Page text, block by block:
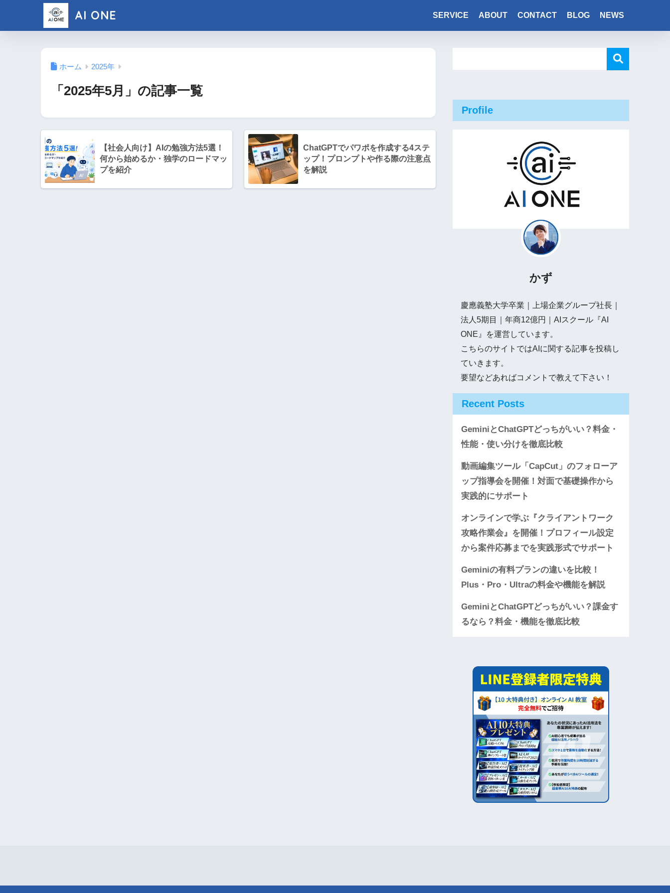
AI ONE SERVICE ABOUT CONTACT BLOG NEWS
ホーム 2025年
「2025年5月」の記事一覧
【社会人向け】AIの勉強方法5選！
何から始めるか・独学のロードマッ
プを紹介
ChatGPTでパワポを作成する4ステ
ップ！プロンプトや作る際の注意点
を解説
Profile
かず
慶應義塾大学卒業｜上場企業グループ社長｜
法人5期目｜年商12億円｜AIスクール『AI
ONE』を運営しています。
こちらのサイトではAIに関する記事を投稿し
ていきます。
要望などあればコメントで教えて下さい！
Recent Posts
GeminiとChatGPTどっちがいい？料金・
性能・使い分けを徹底比較
動画編集ツール「CapCut」のフォローア
ップ指導会を開催！対面で基礎操作から
実践的にサポート
オンラインで学ぶ『クライアントワーク
攻略作業会』を開催！プロフィール設定
から案件応募までを実践形式でサポート
Geminiの有料プランの違いを比較！
Plus・Pro・Ultraの料金や機能を解説
GeminiとChatGPTどっちがいい？課金す
るなら？料金・機能を徹底比較